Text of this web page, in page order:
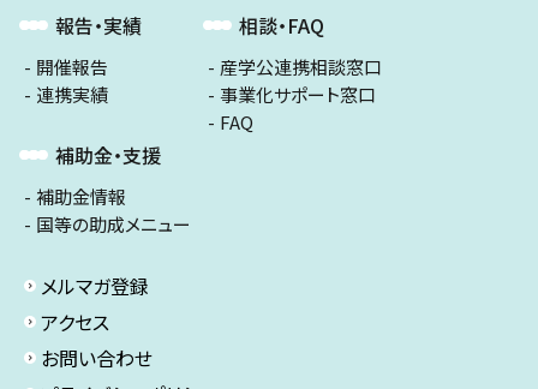
報告・実績
開催報告
連携実績
補助金・支援
補助金情報
国等の助成メニュー
相談・FAQ
産学公連携相談窓口
事業化サポート窓口
FAQ
メルマガ登録
アクセス
お問い合わせ